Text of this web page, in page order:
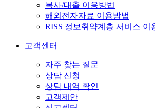
복사/대출 이용방법
해외전자자료 이용방법
RISS 정보취약계층 서비스 이
고객센터
자주 찾는 질문
상담 신청
상담 내역 확인
고객제안